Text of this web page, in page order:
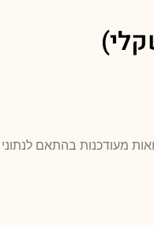
מעודכנות בהתאם לנתוני